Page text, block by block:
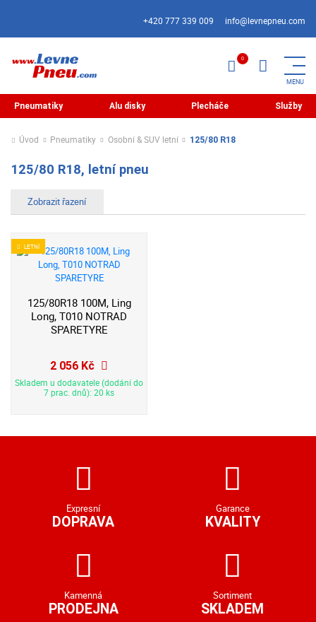
+420 777 339 009 info@levnepneu.com
Pneumatiky Alu disky Plecháče Služby
Úvod Pneumatiky Osobní & SUV letní 125/80 R18
125/80 R18, letní pneu
LETNÍ
125/80R18 100M, Ling
Long, T010 NOTRAD
SPARETYRE
2 056 Kč
Skladem u dodavatele (dodání do
7 prac. dnů): 20 ks
Expresní
DOPRAVA
Garance
KVALITY
Kamenná
PRODEJNA
Sortiment
SKLADEM